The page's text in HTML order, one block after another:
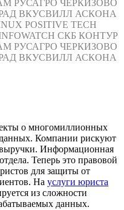
РУСАГРО ЧЕРКИЗОВО
ВКУСВИЛЛ АСКОНА
POSITIVE TECH
СКБ КОНТУР
РУСАГРО ЧЕРКИЗОВО
ВКУСВИЛЛ АСКОНА
о многомиллионных
Компании рискуют
выручки. Информационная
Теперь это правовой
для защиты от
На услуги юриста
из сложности
данных.